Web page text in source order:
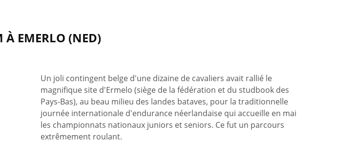
À EMERLO (NED)
Un joli contingent belge d'une dizaine de cavaliers avait rallié le
magnifique site d'Ermelo (siège de la fédération et du studbook des
Pays-Bas), au beau milieu des landes bataves, pour la traditionnelle
journée internationale d'endurance néerlandaise qui accueille en mai
les championnats nationaux juniors et seniors. Ce fut un parcours
extrêmement roulant.